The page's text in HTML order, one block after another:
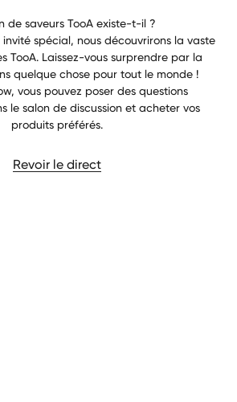
de saveurs TooA existe-t-il ?
spécial, nous découvrirons la vaste
TooA. Laissez-vous surprendre par la
quelque chose pour tout le monde !
vous pouvez poser des questions
le salon de discussion et acheter vos
produits préférés.
Revoir le direct